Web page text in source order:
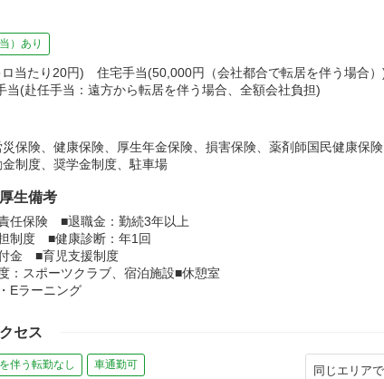
）あり
ロ当たり20円) 住宅手当(50,000円（会社都合で転居を伴う場合
(赴任手当：遠方から転居を伴う場合、全額会社負担)
災保険、健康保険、厚生年金保険、損害保険、薬剤師国民健康保険
制度、奨学金制度、駐車場
生備考
任保険 ■退職金：勤続3年以上
制度 ■健康診断：年1回
金 ■育児支援制度
：スポーツクラブ、宿泊施設■休憩室
Eラーニング
セス
伴う転勤なし 車通勤可
同じエリア